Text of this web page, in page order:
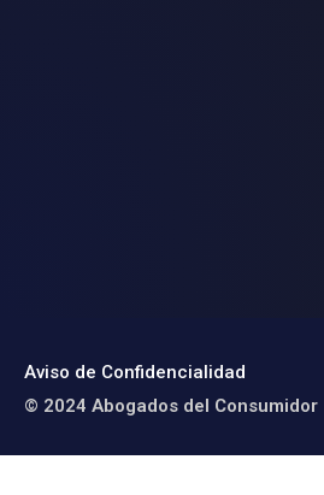
Aviso de Confidencialidad
© 2024 Abogados del Consumidor